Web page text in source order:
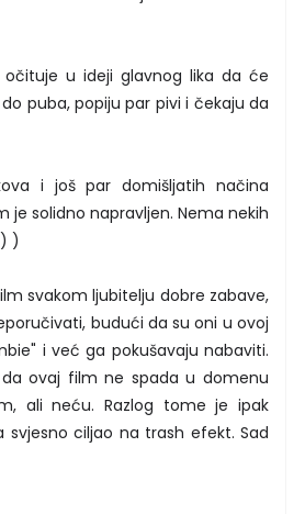
u ideji glavnog lika da će
puba, popiju par pivi i čekaju da
i još par domišljatih načina
je solidno napravljen. Nema nekih
)
svakom ljubitelju dobre zabave,
budući da su oni u ovoj
i već ga pokušavaju nabaviti.
ovaj film ne spada u domenu
ali neću. Razlog tome je ipak
ciljao na trash efekt. Sad